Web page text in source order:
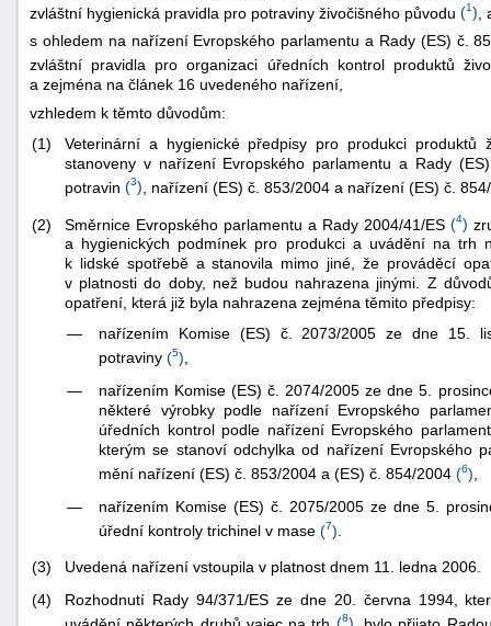
zvláštní hygienická pravidla pro potraviny živočišného původu (1)
s ohledem na nařízení Evropského parlamentu a Rady (ES) č.
zvláštní pravidla pro organizaci úředních kontrol produktů
a zejména na článek 16 uvedeného nařízení,
vzhledem k těmto důvodům:
(1)
Veterinární a hygienické předpisy pro produkci
stanoveny v nařízení Evropského parlamentu a Rady
potravin (3) , nařízení (ES) č. 853/2004 a nařízení (ES) č.
(2) Směrnice Evropského parlamentu a Rady 2004/41/ES (4)
a hygienických podmínek pro produkci a uvádění na trh
k lidské spotřebě a stanovila mimo jiné, že prováděcí
v platnosti do doby, než budou nahrazena jinými. Z
opatření, která již byla nahrazena zejména těmito předpisy:
—
nařízením Komise (ES) č. 2073/2005 ze dne 15.
potraviny (5)
—
nařízením Komise (ES) č. 2074/2005 ze dne 5.
některé výrobky podle nařízení Evropského
úředních kontrol podle nařízení Evropského
kterým se stanoví odchylka od nařízení Evropského
mění nařízení (ES) č. 853/2004 a (ES) č. 854/2004 (6)
—
nařízením Komise (ES) č. 2075/2005 ze dne 5.
úřední kontroly trichinel v mase (7)
(3)
Uvedená nařízení vstoupila v platnost dnem 11. ledna 2006.
(4)
Rozhodnutí Rady 94/371/ES ze dne 20. června 1994,
8
škody